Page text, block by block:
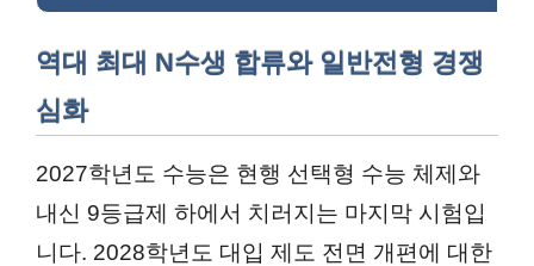
역대 최대 N수생 합류와 일반전형 경쟁
심화
2027학년도 수능은 현행 선택형 수능 체제와
내신 9등급제 하에서 치러지는 마지막 시험입
니다. 2028학년도 대입 제도 전면 개편에 대한